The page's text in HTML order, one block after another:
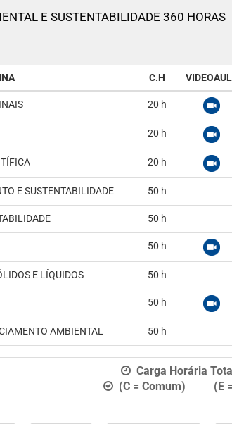
E SUSTENTABILIDADE 360 HORAS
C.H
20 h
20 h
20 h
E SUSTENTABILIDADE 50 h
50 h
50 h
E LÍQUIDOS 50 h
50 h
AMBIENTAL 50 h
Carga Horária
(C = Comum) (E =